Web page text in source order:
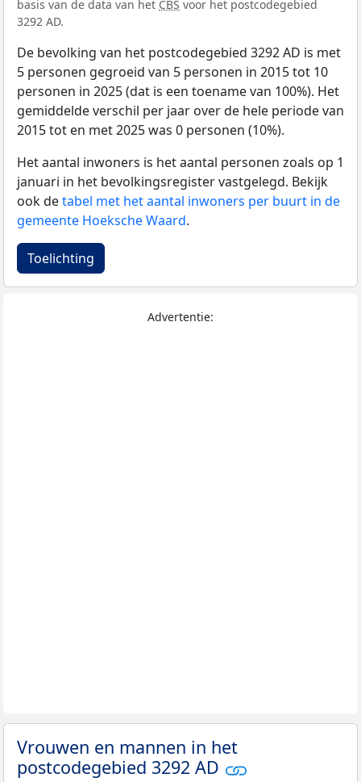
basis van de data van het CBS voor het postcodegebied
3292 AD.
De bevolking van het postcodegebied 3292 AD is met
5 personen gegroeid van 5 personen in 2015 tot 10
personen in 2025 (dat is een toename van 100%). Het
gemiddelde verschil per jaar over de hele periode van
2015 tot en met 2025 was 0 personen (10%).
Het aantal inwoners is het aantal personen zoals op 1
januari in het bevolkingsregister vastgelegd. Bekijk
ook detabel met het aantal inwoners per buurt in de
gemeente Hoeksche Waard.
Toelichting
Advertentie:
Vrouwen en mannen in het
postcodegebied 3292 AD